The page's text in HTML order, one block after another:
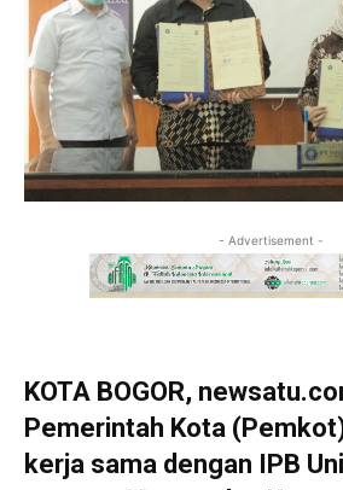
- Advertisement -
KOTA BOGOR,
Pemerintah Kota
kerja sama dengan IPB